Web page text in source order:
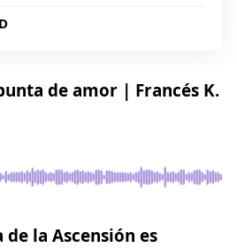
de amor | Francés K.
la Ascensión es